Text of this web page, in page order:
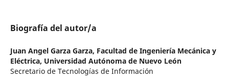
Biografía del autor/a
Juan Angel Garza Garza, Facultad de Ingeniería Mecánica y
Eléctrica, Universidad Autónoma de Nuevo León
Secretario de Tecnologías de Información